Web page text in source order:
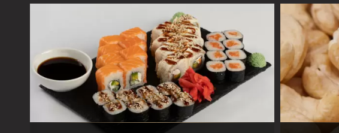
Креативная съемка еды и наптков. Продающие «вкусные»
фото. Выезд. Студия. Детальная обработка
Фотосъемка